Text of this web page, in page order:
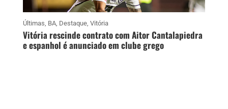
Últimas, BA, Destaque, Vitória
Vitória rescinde contrato com Aitor Cantalapiedra
e espanhol é anunciado em clube grego